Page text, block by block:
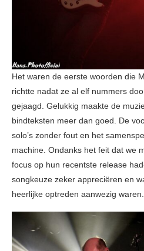
Het waren de eerste woorden die
richtte nadat ze al elf nummers
gejaagd. Gelukkig maakte de
bindteksten meer dan goed. De
solo’s zonder fout en het
machine. Ondanks het feit dat we
focus op hun recentste release
songkeuze zeker appreciëren en
heerlijke optreden aanwezig waren.